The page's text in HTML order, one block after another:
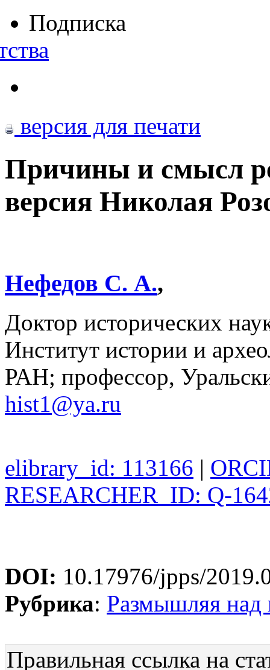
Подписка
версия для печати
Причины и смысл
версия Николая
Нефедов С. А.,
Доктор исторических
Институт истории и
РАН; профессор,
hist1@ya.ru
elibrary_id: 113166 |
RESEARCHER_ID: Q-
DOI: 10.17976/jpps/
Рубрика: Размышляя
Правильная ссылка на